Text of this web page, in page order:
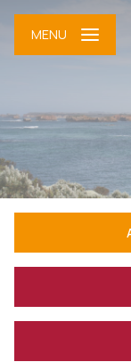
MENU